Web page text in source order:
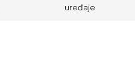
uređaje